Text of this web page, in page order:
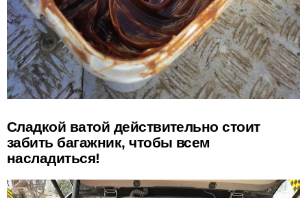
Сладкой ватой действительно стоит
забить багажник, чтобы всем
насладиться!